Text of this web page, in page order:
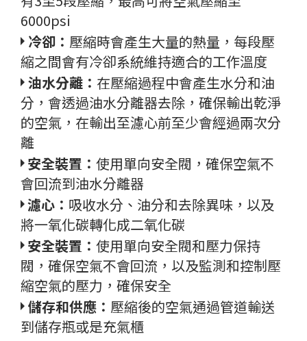
6000psi
冷卻： 壓縮時會產生大量的熱量，每段壓
縮之間會有冷卻系統維持適合的工作溫度
油水分離： 在壓縮過程中會產生水分和油
分，會透過油水分離器去除，確保輸出乾淨
的空氣，在輸出至濾心前至少會經過兩次分
離
安全裝置： 使用單向安全閥，確保空氣不
會回流到油水分離器
濾心： 吸收水分、油分和去除異味，以及
將一氧化碳轉化成二氧化碳
安全裝置： 使用單向安全閥和壓力保持
閥，確保空氣不會回流，以及監測和控制壓
縮空氣的壓力，確保安全
儲存和供應： 壓縮後的空氣通過管道輸送
到儲存瓶或是充氣櫃